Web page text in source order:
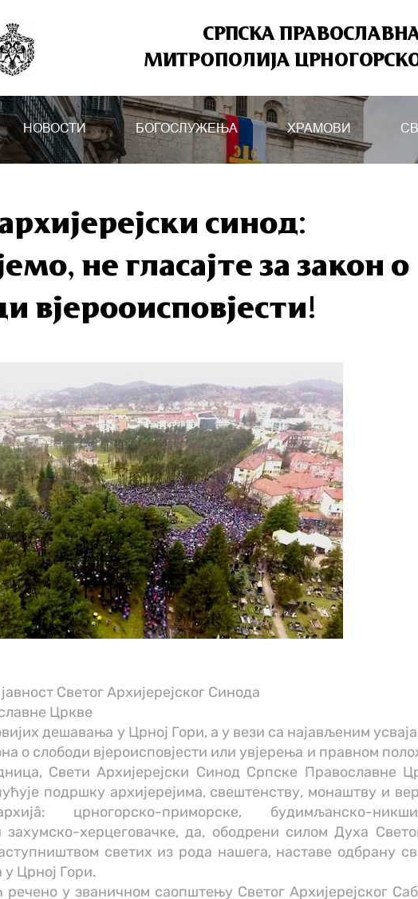
СРПСКА
МИТРОПОЛИЈА
НОВОСТИ БОГОСЛУЖЕЊА ХРАМОВИ
синод:
не гласајте за закон о
вјерооисповјести!
Светог Архијерејског Синода
Цркве
дешавања у Црној Гори, а у вези са најављеним
о слободи вјероисповјести или увјерења и правном
Свети Архијерејски Синод Српске Православне
подршку архијерејима, свештенству, монаштву и
црногорско-приморске, будимљанско-
херцеговачке, да, ободрени силом Духа
светих из рода нашега, наставе одбрану
Црној Гори.
речено у званичном саопштењу Светог Архијерејског